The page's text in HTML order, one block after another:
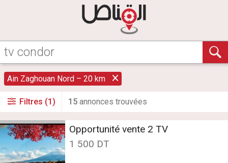
Ain Zaghouan Nord – 20 km
Filtres (1) 15 annonces trouvées
Opportunité vente 2 TV
1 500 DT